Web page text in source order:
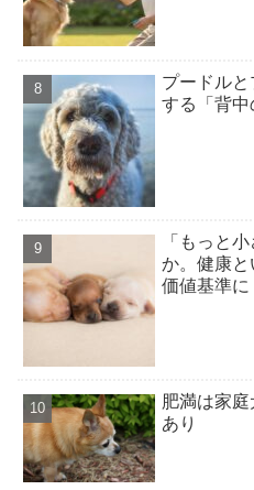
プードル
する「背
「もっと
か。健康
価値基準に
肥満は家
あり